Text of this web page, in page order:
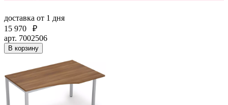
доставка от 1 дня
15 970
₽
арт. 7002506
В корзину